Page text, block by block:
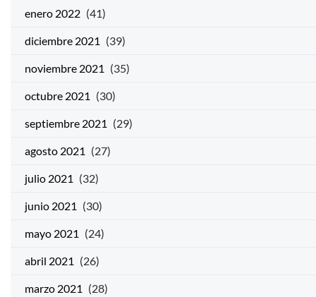
enero 2022 (41)
diciembre 2021 (39)
noviembre 2021 (35)
octubre 2021 (30)
septiembre 2021 (29)
agosto 2021 (27)
julio 2021 (32)
junio 2021 (30)
mayo 2021 (24)
abril 2021 (26)
marzo 2021 (28)